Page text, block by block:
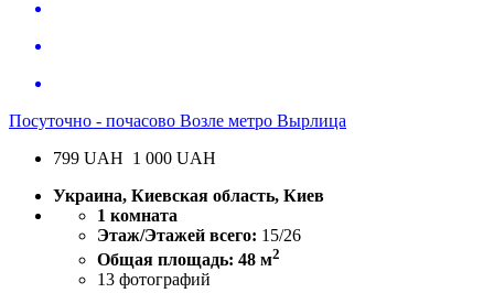
Посуточно - почасово Возле метро Вырлица
799 UAH 1 000 UAH
Украина, Киевская область, Киев
1 комната
Этаж/Этажей всего: 15/26
Общая площадь: 48 м2
13 фотографий